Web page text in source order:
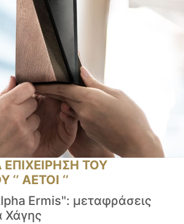
ΕΠΙΧΕΙΡΗΣΗ ΤΟΥ
ΑΕΤΟΙ ‘’
Ermis": μεταφράσεις
Χάγης